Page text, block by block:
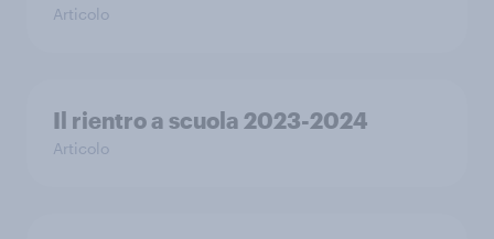
Articolo
Il rientro a scuola 2023-2024
Articolo